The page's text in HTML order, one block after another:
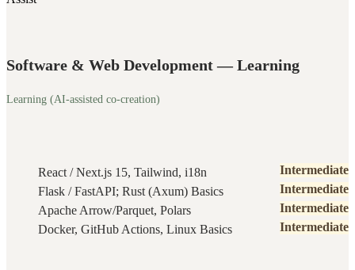
Software & Web Development — Learning
Learning (AI-assisted co-creation)
React / Next.js 15, Tailwind, i18n
Intermediate
Flask / FastAPI; Rust (Axum) Basics
Intermediate
Apache Arrow/Parquet, Polars
Intermediate
Docker, GitHub Actions, Linux Basics
Intermediate